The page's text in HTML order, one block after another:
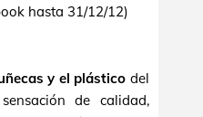
hasta 31/12/12)
y el plástico del
de calidad,